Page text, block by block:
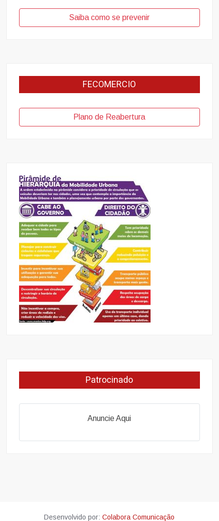
Saiba como se prevenir
FECOMERCIO
Plano de Reabertura
Patrocinado
Anuncie Aqui
Desenvolvido por:Colabora Comunicação